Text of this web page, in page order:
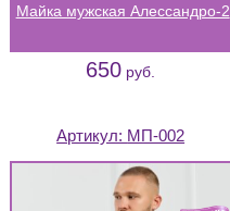
Майка мужская Алессандро-2
650 руб.
Артикул: МП-002